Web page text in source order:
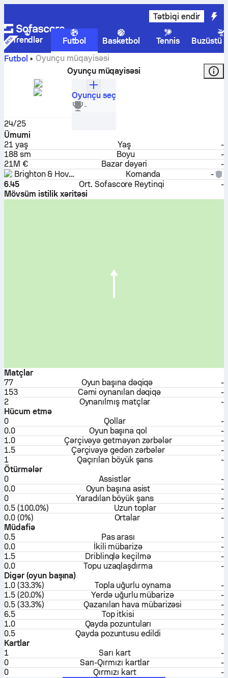
Tətbiqi endir
Trendlər Futbol Basketbol Tennis
Buzüstü
Futbol
Oyunçu müqayisəsi
Oyunçu müqayisəsi
24/25
Oyunçu seç
-
Ümumi
21 yaş Yaş
-
188 sm
Boyu
-
21M €
Bazar dəyəri
-
Brighton & Hove Albion
Komanda
-
6.45
Ort. Sofascore Reytinqi
-
Mövsüm istilik xəritəsi
Matçlar
77
Oyun başına dəqiqə
-
153
Cəmi oynanılan dəqiqə
-
2
Oynanılmış matçlar
-
Hücum etmə
0
Qollar
-
0.0
Oyun başına qol
-
1.0
Çərçivəyə getməyən zərbələr
-
1.5
Çərçivəyə gedən zərbələr
-
1
Qaçırılan böyük şans
-
Ötürmələr
0
Assistlər
-
0.0
Oyun başına asist
-
0
Yaradılan böyük şans
-
0.5 (100.0%)
Uzun toplar
-
0.0 (0%)
Ortalar
-
Müdafiə
0.5
Pas arası
-
0.0
İkili mübarizə
-
1.5
Driblinqlə keçilmə
-
0.0
Topu uzaqlaşdırma
-
Digər (oyun başına)
1.0 (33.3%)
Topla uğurlu oynama
-
1.5 (20.0%)
Yerdə uğurlu mübarizə
-
0.5 (33.3%)
Qazanılan hava mübarizəsi
-
6.5
Top itkisi
-
1.0
Qayda pozuntuları
-
0.5
Qayda pozuntusu edildi
-
Kartlar
1
Sarı kart
-
0
Sarı-Qırmızı kartlar
-
0
Qırmızı kart
-